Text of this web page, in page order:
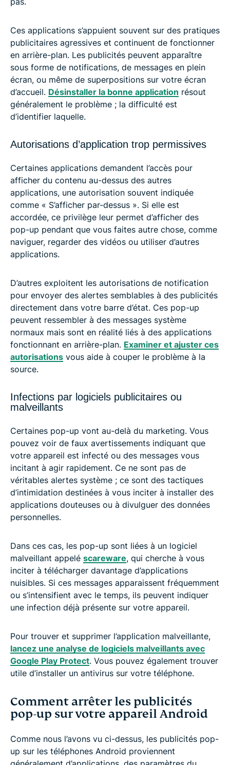
Ces applications s’appuient souvent sur des pratiques
publicitaires agressives et continuent de fonctionner
en arrière-plan. Les publicités peuvent apparaître
sous forme de notifications, de messages en plein
écran, ou même de superpositions sur votre écran
d’accueil. Désinstaller la bonne application résout
généralement le problème ; la difficulté est
d’identifier laquelle.
Autorisations d’application trop permissives
Certaines applications demandent l’accès pour
afficher du contenu au-dessus des autres
applications, une autorisation souvent indiquée
comme « S’afficher par-dessus ». Si elle est
accordée, ce privilège leur permet d’afficher des
pop-up pendant que vous faites autre chose, comme
naviguer, regarder des vidéos ou utiliser d’autres
applications.
D’autres exploitent les autorisations de notification
pour envoyer des alertes semblables à des publicités
directement dans votre barre d’état. Ces pop-up
peuvent ressembler à des messages système
normaux mais sont en réalité liés à des applications
fonctionnant en arrière-plan. Examiner et ajuster ces
autorisations vous aide à couper le problème à la
source.
Infections par logiciels publicitaires ou
malveillants
Certaines pop-up vont au-delà du marketing. Vous
pouvez voir de faux avertissements indiquant que
votre appareil est infecté ou des messages vous
incitant à agir rapidement. Ce ne sont pas de
véritables alertes système ; ce sont des tactiques
d’intimidation destinées à vous inciter à installer des
applications douteuses ou à divulguer des données
personnelles.
Dans ces cas, les pop-up sont liées à un logiciel
malveillant appelé scareware, qui cherche à vous
inciter à télécharger davantage d’applications
nuisibles. Si ces messages apparaissent fréquemment
ou s’intensifient avec le temps, ils peuvent indiquer
une infection déjà présente sur votre appareil.
Pour trouver et supprimer l’application malveillante,
lancez une analyse de logiciels malveillants avec
Google Play Protect. Vous pouvez également trouver
utile d’installer un antivirus sur votre téléphone.
Comment arrêter les publicités
pop-up sur votre appareil Android
Comme nous l’avons vu ci-dessus, les publicités pop-
up sur les téléphones Android proviennent